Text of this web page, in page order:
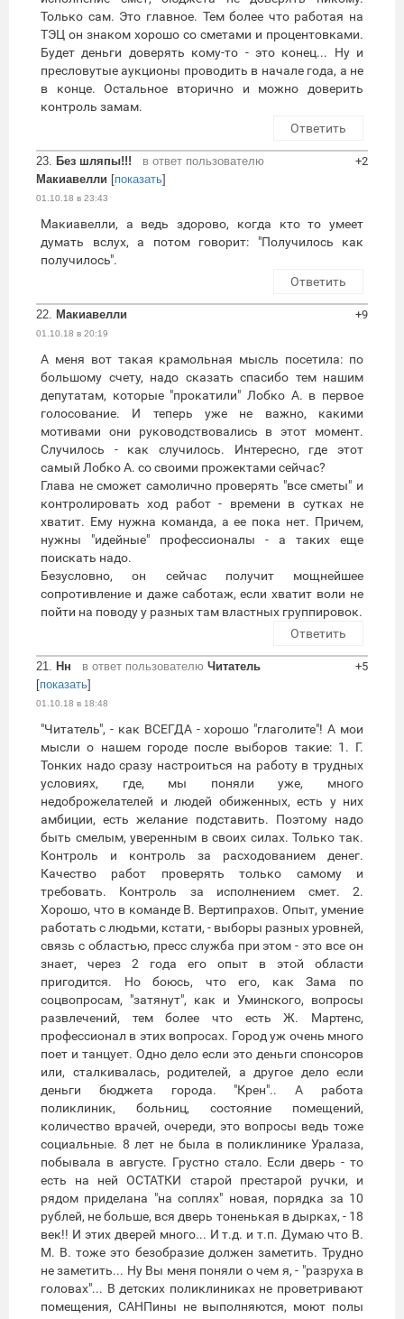
Только сам. Это главное. Тем более что работая на
ТЭЦ он знаком хорошо со сметами и процентовками.
Будет деньги доверять кому-то - это конец... Ну и
пресловутые аукционы проводить в начале года, а не
в конце. Остальное вторично и можно доверить
контроль замам.
Ответить
23. Без шляпы!!!
в ответ пользователю
Макиавелли [показать]
01.10.18 в 23:43
+2
Макиавелли, а ведь здорово, когда кто то умеет
думать вслух, а потом говорит: "Получилось как
получилось".
Ответить
22. Макиавелли
01.10.18 в 20:19
+9
А меня вот такая крамольная мысль посетила: по
большому счету, надо сказать спасибо тем нашим
депутатам, которые "прокатили" Лобко А. в первое
голосование. И теперь уже не важно, какими
мотивами они руководствовались в этот момент.
Случилось - как случилось. Интересно, где этот
самый Лобко А. со своими прожектами сейчас?
Глава не сможет самолично проверять "все сметы" и
контролировать ход работ - времени в сутках не
хватит. Ему нужна команда, а ее пока нет. Причем,
нужны "идейные" профессионалы - а таких еще
поискать надо.
Безусловно, он сейчас получит мощнейшее
сопротивление и даже саботаж, если хватит воли не
пойти на поводу у разных там властных группировок.
Ответить
21. Нн в ответ пользователю Читатель
[показать]
01.10.18 в 18:48
+5
"Читатель", - как ВСЕГДА - хорошо "глаголите"! А мои
мысли о нашем городе после выборов такие: 1. Г.
Тонких надо сразу настроиться на работу в трудных
условиях, где, мы поняли уже, много
недоброжелателей и людей обиженных, есть у них
амбиции, есть желание подставить. Поэтому надо
быть смелым, уверенным в своих силах. Только так.
Контроль и контроль за расходованием денег.
Качество работ проверять только самому и
требовать. Контроль за исполнением смет. 2.
Хорошо, что в команде В. Вертипрахов. Опыт, умение
работать с людьми, кстати, - выборы разных уровней,
связь с областью, пресс служба при этом - это все он
знает, через 2 года его опыт в этой области
пригодится. Но боюсь, что его, как Зама по
соцвопросам, "затянут", как и Уминского, вопросы
развлечений, тем более что есть Ж. Мартенс,
профессионал в этих вопросах. Город уж очень много
поет и танцует. Одно дело если это деньги спонсоров
или, сталкивалась, родителей, а другое дело если
деньги бюджета города. "Крен".. А работа
поликлиник, больниц, состояние помещений,
количество врачей, очереди, это вопросы ведь тоже
социальные. 8 лет не была в поликлинике Уралаза,
побывала в августе. Грустно стало. Если дверь - то
есть на ней ОСТАТКИ старой престарой ручки, и
рядом приделана "на соплях" новая, порядка за 10
рублей, не больше, вся дверь тоненькая в дырках, - 18
век!! И этих дверей много... И т.д. и т.п. Думаю что В.
М. В. тоже это безобразие должен заметить. Трудно
не заметить... Ну Вы меня поняли о чем я, - "разруха в
головах"... В детских поликлиниках не проветривают
помещения, САНПины не выполняются, моют полы